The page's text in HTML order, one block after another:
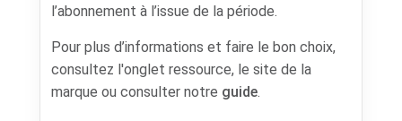
l’abonnement à l’issue de la période.
Pour plus d’informations et faire le bon choix,
consultez l'onglet ressource, le site de la
marque ou consulter notre guide.